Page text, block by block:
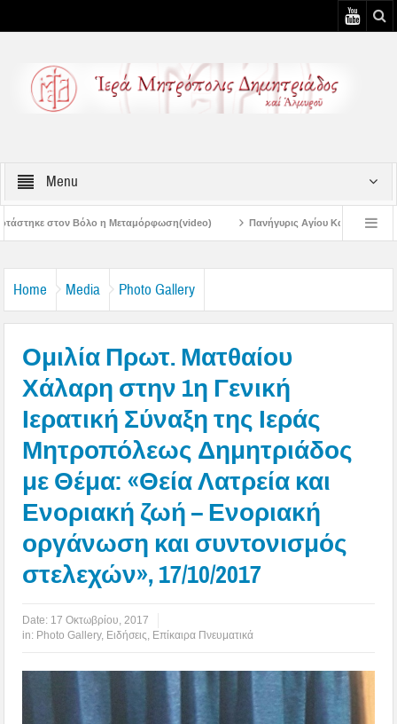
Menu
Βόλο η Μεταμόρφωση(video) Πανήγυρις Αγίου Καλλινίκου Μητροπολίτου
Home Media Photo Gallery
Ομιλία Πρωτ. Ματθαίου
Χάλαρη στην 1η Γενική
Ιερατική Σύναξη της Ιεράς
Μητροπόλεως Δημητριάδος
με Θέμα: «Θεία Λατρεία και
Ενοριακή ζωή – Ενοριακή
οργάνωση και συντονισμός
στελεχών», 17/10/2017
Date: 17 Οκτωβρίου, 2017
in: Photo Gallery, Ειδήσεις Επίκαιρα Πνευματικά